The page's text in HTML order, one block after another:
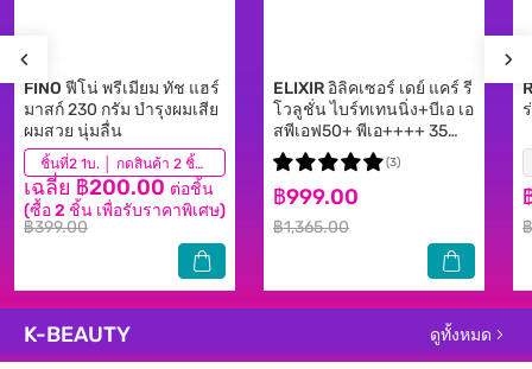
ชิ้นที่2 1บ. │ กดสินค้า 2 ชิ้นเพื่อรับโปรโมชันนี้
FINO ฟีโน่ พรีเมียม ทัช แฮร์
มาสก์ 230 กรัม บำรุงผมเสีย
ผมสวย นุ่มลื่น
เฉลี่ย ฿200.00 ต่อชิ้น
(ซื้อ 2 ชิ้น เพื่อรับราคาพิเศษ)
฿399.00
(386)
ELIXIRอิลิคเซอร์ เดย์ แคร์ รี
โวลูชั่น ไบร์ทเทนนิ่ง+บีเอ เอ
สพีเอฟ50+ พีเอ++++ 35
มล.
฿999.00
฿1,365.00
(3)
K-BEAUTY ดูทั้งหมด